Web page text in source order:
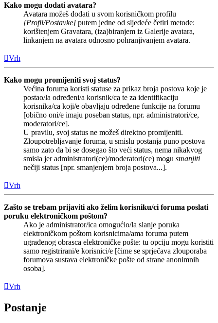
Kako mogu dodati avatara?
Avatara možeš dodati u svom korisničkom profilu
[Profil/Postavke] putem jedne od sljedeće četiri metode:
korištenjem Gravatara, (iza)biranjem iz Galerije avatara,
linkanjem na avatara odnosno pohranjivanjem avatara.
Vrh
Kako mogu promijeniti svoj status?
Većina foruma koristi statuse za prikaz broja postova koje je
postao/la određeni/a korisnik/ca te za identifikaciju
korisnika/ca koji/e obavljaju određene funkcije na forumu
[obično oni/e imaju poseban status, npr. administratori/ce,
moderatori/ce].
U pravilu, svoj status ne možeš direktno promijeniti.
Zloupotrebljavanje foruma, u smislu postanja puno postova
samo zato da bi se dosegao što veći status, nema nikakvog
smisla jer administratori(ce)/moderatori(ce) mogu smanjiti
nečiji status [npr. smanjenjem broja postova...].
Vrh
Zašto se trebam prijaviti ako želim korisniku/ci foruma poslati
poruku elektroničkom poštom?
Ako je administrator/ica omogućio/la slanje poruka
elektroničkom poštom korisnicima/ama foruma putem
ugrađenog obrasca elektroničke pošte: tu opciju mogu koristiti
samo registrirani/e korisnici/e [čime se sprječava zlouporaba
forumova sustava elektroničke pošte od strane anonimnih
osoba].
Vrh
Postanje